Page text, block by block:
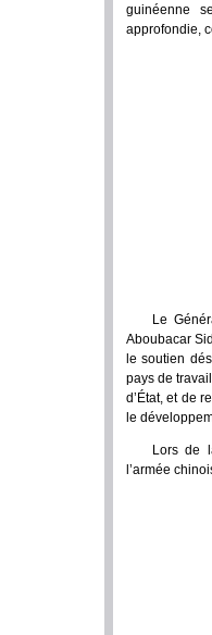
guinéenne
approfondie,
Le
Aboubacar
le soutien
pays de
d’État, et de
le
Lors de
l’armée